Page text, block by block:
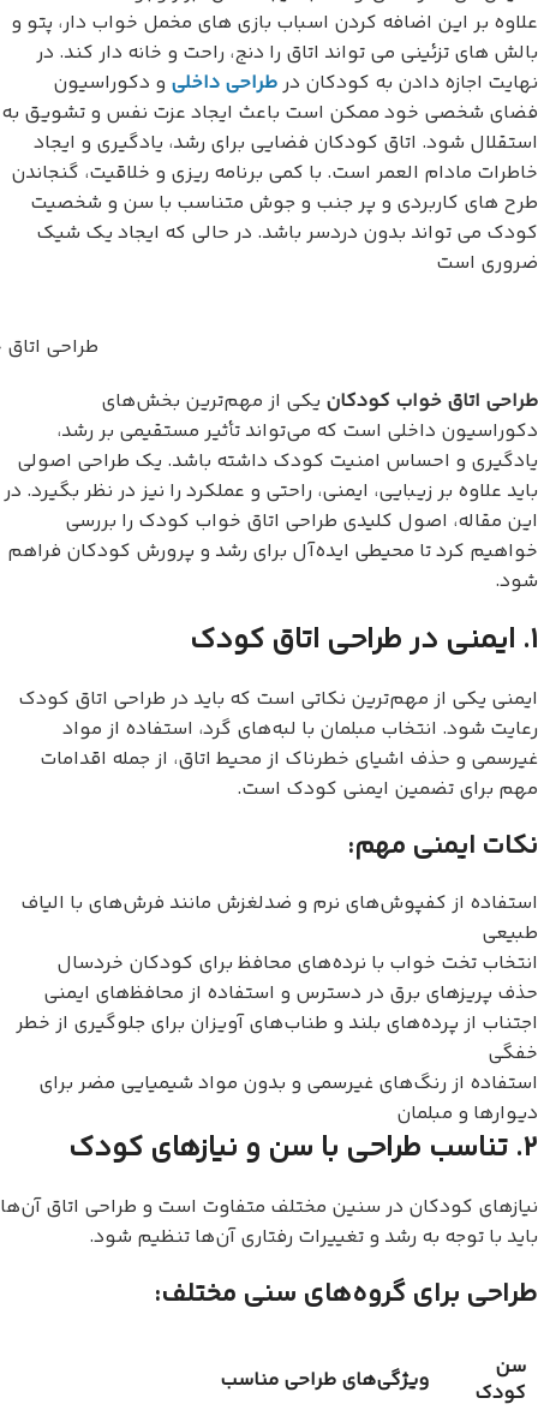
علاوه بر این اضافه کردن اسباب بازی های مخمل خواب دار، پتو و
بالش های تزئینی می تواند اتاق را دنج، راحت و خانه دار کند. در
نهایت اجازه دادن به کودکان در طراحی داخلی و دکوراسیون
فضای شخصی خود ممکن است باعث ایجاد عزت نفس و تشویق به
استقلال شود. اتاق کودکان فضایی برای رشد، یادگیری و ایجاد
خاطرات مادام العمر است. با کمی برنامه ریزی و خلاقیت، گنجاندن
طرح های کاربردی و پر جنب و جوش متناسب با سن و شخصیت
کودک می تواند بدون دردسر باشد. در حالی که ایجاد یک شیک
ضروری است
طراحی
طراحی اتاق خواب کودکان یکی از مهم‌ترین بخش‌های
دکوراسیون داخلی است که می‌تواند تأثیر مستقیمی بر رشد،
یادگیری و احساس امنیت کودک داشته باشد. یک طراحی اصولی
باید علاوه بر زیبایی، ایمنی، راحتی و عملکرد را نیز در نظر بگیرد. در
این مقاله، اصول کلیدی طراحی اتاق خواب کودک را بررسی
خواهیم کرد تا محیطی ایده‌آل برای رشد و پرورش کودکان فراهم
شود.
۱. ایمنی در طراحی اتاق کودک
ایمنی یکی از مهم‌ترین نکاتی است که باید در طراحی اتاق کودک
رعایت شود. انتخاب مبلمان با لبه‌های گرد، استفاده از مواد
غیرسمی و حذف اشیای خطرناک از محیط اتاق، از جمله اقدامات
مهم برای تضمین ایمنی کودک است.
نکات ایمنی مهم:
استفاده از کفپوش‌های نرم و ضدلغزش مانند فرش‌های با الیاف
طبیعی
انتخاب تخت خواب با نرده‌های محافظ برای کودکان خردسال
حذف پریزهای برق در دسترس و استفاده از محافظ‌های ایمنی
اجتناب از پرده‌های بلند و طناب‌های آویزان برای جلوگیری از خطر
خفگی
استفاده از رنگ‌های غیرسمی و بدون مواد شیمیایی مضر برای
دیوارها و مبلمان
۲. تناسب طراحی با سن و نیازهای کودک
نیازهای کودکان در سنین مختلف متفاوت است و طراحی اتاق آن‌ها
باید با توجه به رشد و تغییرات رفتاری آن‌ها تنظیم شود.
طراحی برای گروه‌های سنی مختلف:
سن
کودک
ویژگی‌های طراحی مناسب